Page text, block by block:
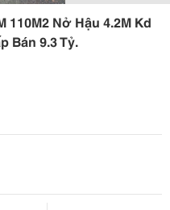
110M2 Nở Hậu 4.2M Kd
Bán 9.3 Tỷ.